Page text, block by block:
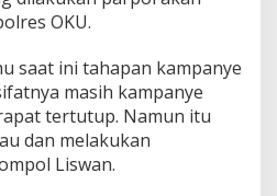
OKU.
saat ini tahapan kampanye
masih kampanye
tertutup. Namun itu
dan melakukan
Liswan.